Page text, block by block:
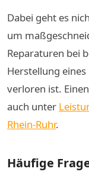
Dabei geht es
um
Reparaturen bei
Herstellung
verloren ist.
auch unter
Rhein-Ruhr.
Häufige